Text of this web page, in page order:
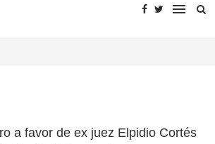
a favor de ex juez Elpidio Cortés